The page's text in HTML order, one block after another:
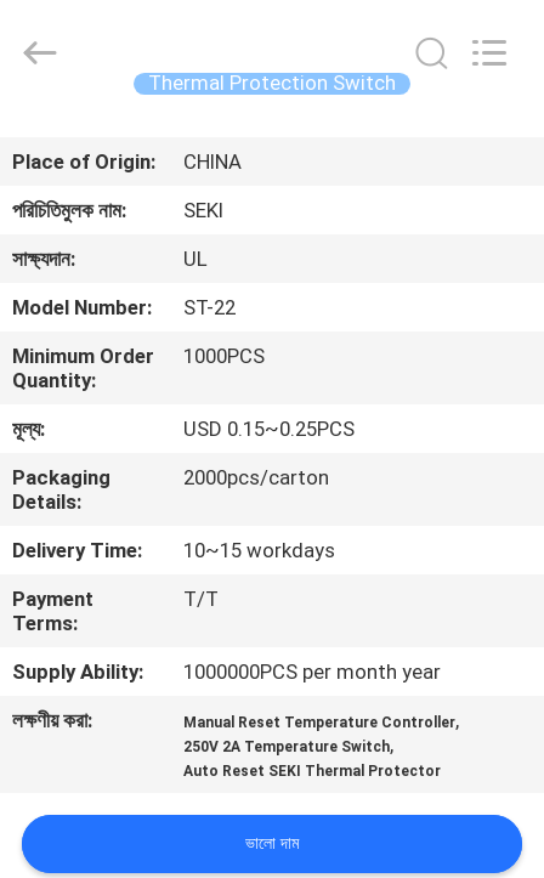
পণ্য
প্রদর্শন
সম্পর্কে
ভ্রমণ
নিয়ন্ত্রণ
সাথে
যোগাযোগ
Electric
Thermal Protection Switch
Place of Origin:
CHINA
পরিচিতিমুলক নাম:
SEKI
সাক্ষ্যদান:
UL
Model Number:
ST-22
Minimum Order
Quantity:
1000PCS
মূল্য:
USD 0.15~0.25PCS
Packaging
Details:
2000pcs/carton
Delivery Time:
10~15 workdays
Payment
Terms:
T/T
Supply Ability:
1000000PCS per month year
লক্ষণীয় করা:
Manual Reset Temperature Controller,
250V 2A Temperature Switch,
Auto Reset SEKI Thermal Protector
ভালো দাম